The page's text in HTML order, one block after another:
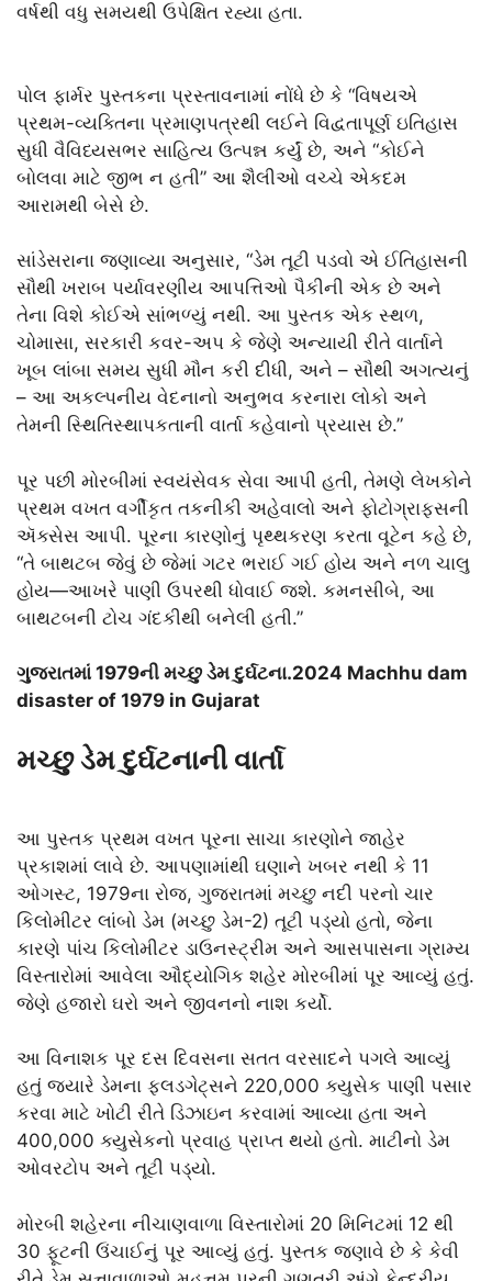
વર્ષથી વધુ સમયથી ઉપેક્ષિત રહ્યા હતા.
પોલ ફાર્મર પુસ્તકના પ્રસ્તાવનામાં નોંધે છે કે “વિષયએ
પ્રથમ-વ્યક્તિના પ્રમાણપત્રથી લઈને વિદ્વતાપૂર્ણ ઇતિહાસ
સુધી વૈવિધ્યસભર સાહિત્ય ઉત્પન્ન કર્યું છે, અને “કોઈને
બોલવા માટે જીભ ન હતી” આ શૈલીઓ વચ્ચે એકદમ
આરામથી બેસે છે.
સાંડેસરાના જણાવ્યા અનુસાર, “ડેમ તૂટી પડવો એ ઈતિહાસની
સૌથી ખરાબ પર્યાવરણીય આપત્તિઓ પૈકીની એક છે અને
તેના વિશે કોઈએ સાંભળ્યું નથી. આ પુસ્તક એક સ્થળ,
ચોમાસા, સરકારી કવર-અપ કે જેણે અન્યાયી રીતે વાર્તાને
ખૂબ લાંબા સમય સુધી મૌન કરી દીધી, અને – સૌથી અગત્યનું
– આ અકલ્પનીય વેદનાનો અનુભવ કરનારા લોકો અને
તેમની સ્થિતિસ્થાપકતાની વાર્તા કહેવાનો પ્રયાસ છે.”
પૂર પછી મોરબીમાં સ્વયંસેવક સેવા આપી હતી, તેમણે લેખકોને
પ્રથમ વખત વર્ગીકૃત તકનીકી અહેવાલો અને ફોટોગ્રાફ્સની
ઍક્સેસ આપી. પૂરના કારણોનું પૃથ્થકરણ કરતા વૂટેન કહે છે,
“તે બાથટબ જેવું છે જેમાં ગટર ભરાઈ ગઈ હોય અને નળ ચાલુ
હોય—આખરે પાણી ઉપરથી ધોવાઈ જશે. કમનસીબે, આ
બાથટબની ટોચ ગંદકીથી બનેલી હતી.”
ગુજરાતમાં 1979ની મચ્છુ ડેમ દુર્ઘટના.2024 Machhu dam
disaster of 1979 in Gujarat
મચ્છુ ડેમ દુર્ઘટનાની વાર્તા
આ પુસ્તક પ્રથમ વખત પૂરના સાચા કારણોને જાહેર
પ્રકાશમાં લાવે છે. આપણામાંથી ઘણાને ખબર નથી કે 11
ઓગસ્ટ, 1979ના રોજ, ગુજરાતમાં મચ્છુ નદી પરનો ચાર
કિલોમીટર લાંબો ડેમ (મચ્છુ ડેમ-2) તૂટી પડ્યો હતો, જેના
કારણે પાંચ કિલોમીટર ડાઉનસ્ટ્રીમ અને આસપાસના ગ્રામ્ય
વિસ્તારોમાં આવેલા ઔદ્યોગિક શહેર મોરબીમાં પૂર આવ્યું હતું.
જેણે હજારો ઘરો અને જીવનનો નાશ કર્યો.
આ વિનાશક પૂર દસ દિવસના સતત વરસાદને પગલે આવ્યું
હતું જ્યારે ડેમના ફ્લડગેટ્સને 220,000 ક્યુસેક પાણી પસાર
કરવા માટે ખોટી રીતે ડિઝાઇન કરવામાં આવ્યા હતા અને
400,000 ક્યુસેકનો પ્રવાહ પ્રાપ્ત થયો હતો. માટીનો ડેમ
ઓવરટોપ અને તૂટી પડ્યો.
મોરબી શહેરના નીચાણવાળા વિસ્તારોમાં 20 મિનિટમાં 12 થી
30 ફૂટની ઉંચાઈનું પૂર આવ્યું હતું. પુસ્તક જણાવે છે કે કેવી